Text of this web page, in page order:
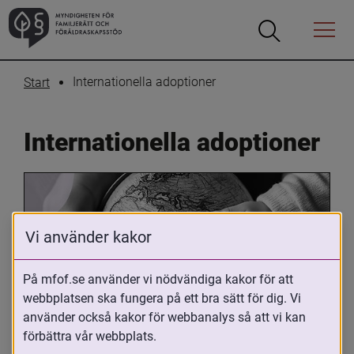
Öppna
Öppna
Menyn
Start Internationella adoptioner
Internationella adoptioner
Oavsett om du är adopterad,
adoptivförälder eller arbetar med
Vi använder kakor
På mfof.se använder vi nödvändiga kakor för att
webbplatsen ska fungera på ett bra sätt för dig. Vi
använder också kakor för webbanalys så att vi kan
förbättra vår webbplats.